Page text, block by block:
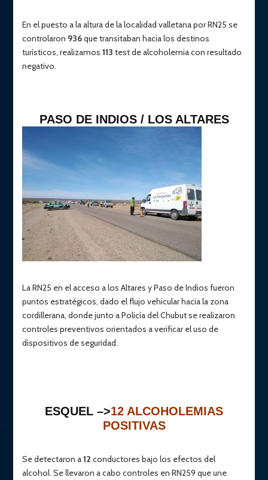
En el puesto a la altura de la localidad valletana por RN25 se
controlaron 936que transitaban hacia los destinos
turísticos, realizamos113 test de alcoholemia con resultado
negativo.
PASO DE INDIOS / LOS ALTARES
La RN25 en el acceso a los Altares y Paso de Indios fueron
puntos estratégicos, dado el flujo vehicular hacia la zona
cordillerana, donde junto a Policía del Chubut se realizaron
controles preventivos orientados a verificar el uso de
dispositivos de seguridad.
ESQUEL –>12 ALCOHOLEMIAS
POSITIVAS
Se detectaron a12 conductores bajo los efectos del
alcohol. Se llevaron a cabo controles en RN259 que une